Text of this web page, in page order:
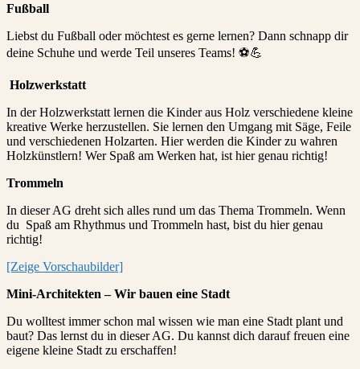
Fußball
Liebst du Fußball oder möchtest es gerne lernen? Dann schnapp dir
deine Schuhe und werde Teil unseres Teams! ⚽💪
Holzwerkstatt
In der Holzwerkstatt lernen die Kinder aus Holz verschiedene kleine
kreative Werke herzustellen. Sie lernen den Umgang mit Säge, Feile
und verschiedenen Holzarten. Hier werden die Kinder zu wahren
Holzkünstlern! Wer Spaß am Werken hat, ist hier genau richtig!
Trommeln
In dieser AG dreht sich alles rund um das Thema Trommeln. Wenn
du Spaß am Rhythmus und Trommeln hast, bist du hier genau
richtig!
[Zeige Vorschaubilder]
Mini-Architekten – Wir bauen eine Stadt
Du wolltest immer schon mal wissen wie man eine Stadt plant und
baut? Das lernst du in dieser AG. Du kannst dich darauf freuen eine
eigene kleine Stadt zu erschaffen!